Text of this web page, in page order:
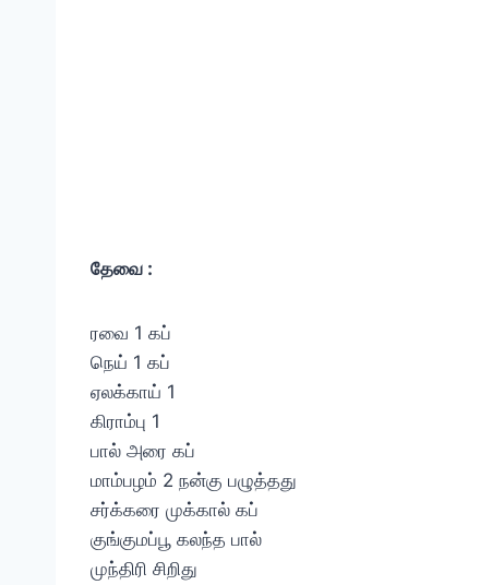
தேவை :
ரவை 1 கப்
நெய் 1 கப்
ஏலக்காய் 1
கிராம்பு 1
பால் அரை கப்
மாம்பழம் 2 நன்கு பழுத்தது
சர்க்கரை முக்கால் கப்
குங்குமப்பூ கலந்த பால்
முந்திரி சிறிது